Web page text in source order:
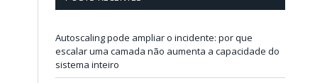
e
m
a
i
l
Autoscaling pode ampliar o incidente: por que
escalar uma camada não aumenta a capacidade do
sistema inteiro